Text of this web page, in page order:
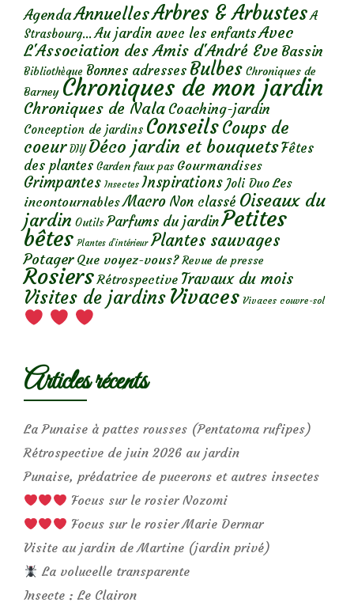
AgendaAnnuellesArbres & Arbustes A
Strasbourg... Au jardin avec les enfantsAvec
L'Association des Amis d'André Eve Bassin
Bibliothèque Bonnes adresses Bulbes Chroniques de
Barney Chroniques de mon jardin
Chroniques de Nala Coaching-jardin
Conception de jardins ConseilsCoups de
coeur DIY Déco jardin et bouquetsFêtes
des plantes Garden faux pas Gourmandises
Grimpantes Insectes Inspirations Joli Duo Les
incontournables Macro Non classé Oiseaux du
jardin Outils Parfums du jardinPetites
bêtes Plantes d’intérieur Plantes sauvages
Potager Que voyez-vous? Revue de presse
Rosiers Rétrospective Travaux du mois
Visites de jardins Vivaces Vivaces couvre-sol
Articles récents
La Punaise à pattes rousses (Pentatoma rufipes)
Rétrospective de juin 2026 au jardin
Punaise, prédatrice de pucerons et autres insectes
Focus sur le rosier Nozomi
Focus sur le rosier Marie Dermar
Visite au jardin de Martine (jardin privé)
La volucelle transparente
Insecte : Le Clairon